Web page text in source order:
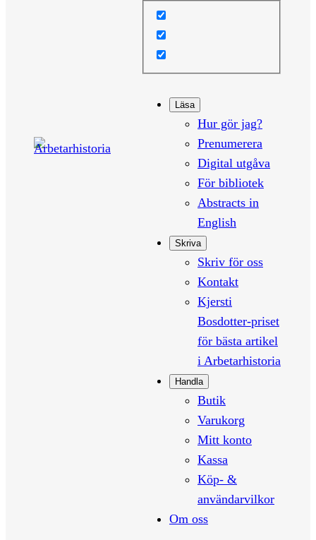
Läsa
Hur gör jag?
Prenumerera
Digital utgåva
För bibliotek
Abstracts in
English
Skriva
Skriv för oss
Kontakt
Kjersti
Bosdotter-priset
för bästa artikel
i Arbetarhistoria
Handla
Butik
Varukorg
Mitt konto
Kassa
Köp- &
användarvilkor
Om oss